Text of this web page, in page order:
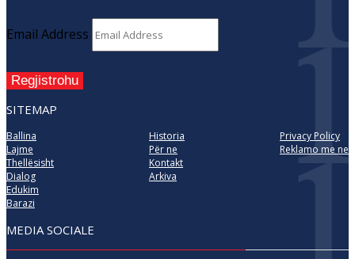
Email Address
Regjistrohu
SITEMAP
Ballina
Lajme
Thellësisht
Dialog
Edukim
Barazi
Historia
Për ne
Kontakt
Arkiva
Privacy Policy
Reklamo me ne
MEDIA SOCIALE